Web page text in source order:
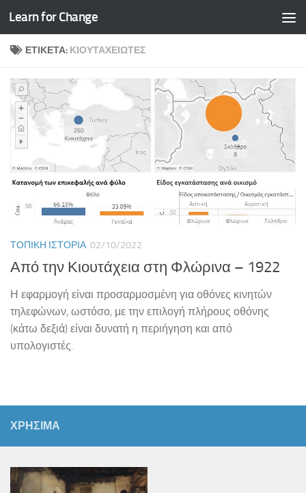
Skip to content
Learn for Change
ΕΤΙΚΈΤΑ: ΚΙΟΥΤΑΧΕΙΏΤΕΣ
ΤΟΠΙΚΉ ΙΣΤΟΡΊΑ 02/10/2022
Από την Κιουτάχεια στη Φλώρινα – 1922
Η εφαρμογή είναι προσαρμοσμένη για οθόνες κινητών
τηλεφώνων, ωστόσο, με την επιλογή πλήρους οθόνης
(κάτω δεξιά) είναι δυνατή η περιήγηση και από
υπολογιστές.
ΧΡΗΣΙΜΑ